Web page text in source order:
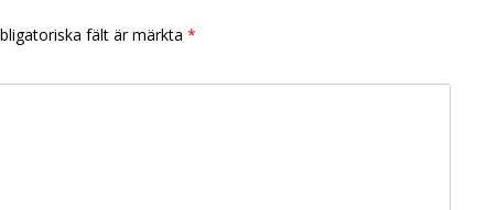
fält är märkta *